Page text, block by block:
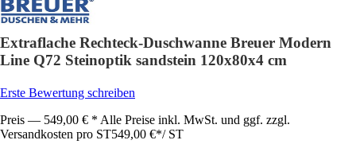
Extraflache Rechteck-Duschwanne Breuer Modern
Line Q72 Steinoptik sandstein 120x80x4 cm
Erste Bewertung schreiben
Preis — 549,00 € * Alle Preise inkl. MwSt. und ggf. zzgl.
Versandkosten pro ST549,00 €*/ ST